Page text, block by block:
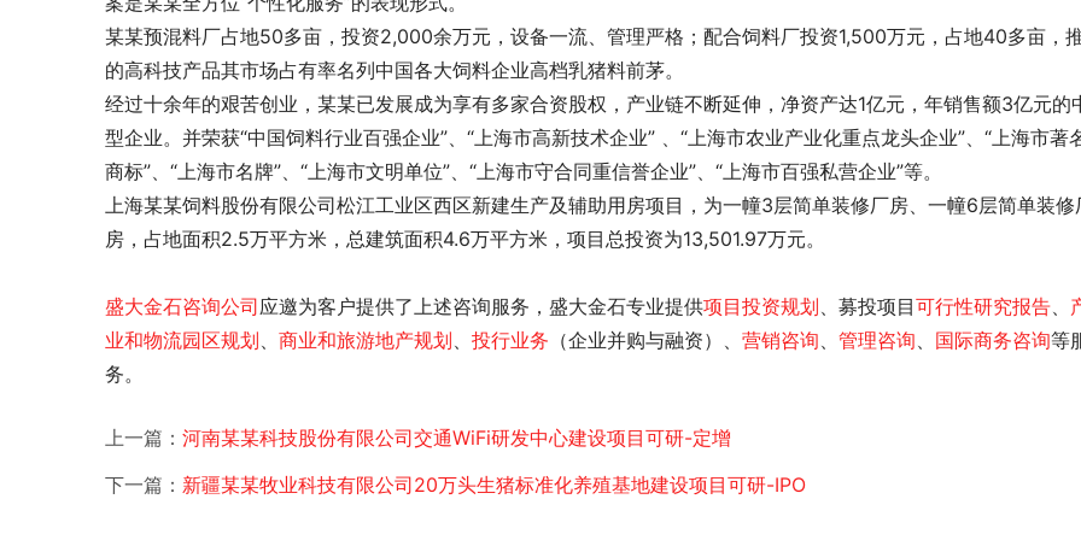
某某预混料厂占地50多亩，投资2,000余万元，设备一流、管理严格；配合饲料厂投资1,500万元，占地40多亩，
的高科技产品其市场占有率名列中国各大饲料企业高档乳猪料前茅。
经过十余年的艰苦创业，某某已发展成为享有多家合资股权，产业链不断延伸，净资产达1亿元，年销售额3亿元的
型企业。并荣获“中国饲料行业百强企业”、“上海市高新技术企业” 、“上海市农业产业化重点龙头企业”、“上海市著
商标”、“上海市名牌”、“上海市文明单位”、“上海市守合同重信誉企业”、“上海市百强私营企业”等。
上海某某饲料股份有限公司松江工业区西区新建生产及辅助用房项目，为一幢3层简单装修厂房、一幢6层简单装修
房，占地面积2.5万平方米，总建筑面积4.6万平方米，项目总投资为13,501.97万元。
盛大金石咨询公司应邀为客户提供了上述咨询服务，盛大金石专业提供项目投资规划、募投项目可行性研究报告、
业和物流园区规划、 商业和旅游地产规划、 投行业务 （企业并购与融资）、 营销咨询、 管理咨询、 国际商务咨询等
务。
上一篇： 河南某某科技股份有限公司交通WiFi研发中心建设项目可研-定增
下一篇： 新疆某某牧业科技有限公司20万头生猪标准化养殖基地建设项目可研-IPO